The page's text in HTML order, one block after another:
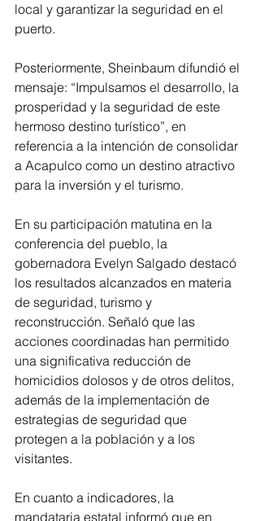
local y garantizar la seguridad en el
puerto.
Posteriormente, Sheinbaum difundió el
mensaje: “Impulsamos el desarrollo, la
prosperidad y la seguridad de este
hermoso destino turístico”, en
referencia a la intención de consolidar
a Acapulco como un destino atractivo
para la inversión y el turismo.
En su participación matutina en la
conferencia del pueblo, la
gobernadora Evelyn Salgado destacó
los resultados alcanzados en materia
de seguridad, turismo y
reconstrucción. Señaló que las
acciones coordinadas han permitido
una significativa reducción de
homicidios dolosos y de otros delitos,
además de la implementación de
estrategias de seguridad que
protegen a la población y a los
visitantes.
En cuanto a indicadores, la
mandataria estatal informó que en